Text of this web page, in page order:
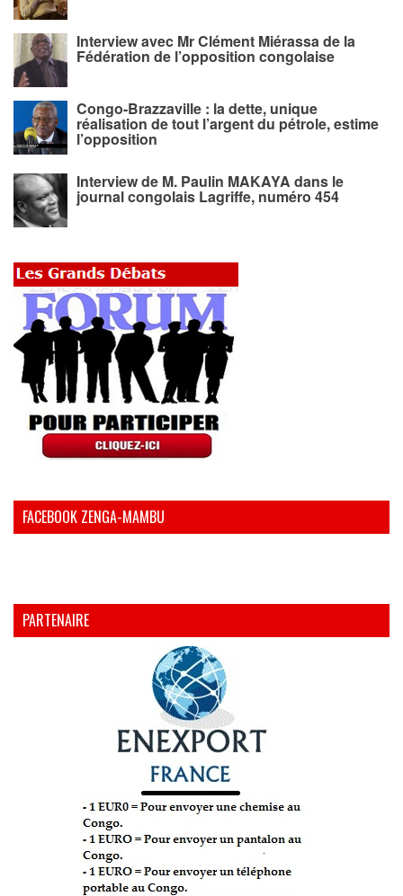
Interview avec Mr Clément Miérassa de la
Fédération de l’opposition congolaise
Congo-Brazzaville : la dette, unique
réalisation de tout l’argent du pétrole, estime
l’opposition
Interview de M. Paulin MAKAYA dans le
journal congolais Lagriffe, numéro 454
FACEBOOK ZENGA-MAMBU
PARTENAIRE